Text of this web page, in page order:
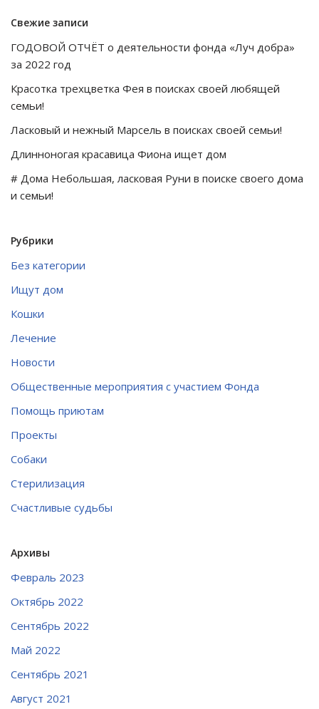
Свежие записи
ГОДОВОЙ ОТЧЁТ о деятельности фонда «Луч добра»
за 2022 год
Красотка трехцветка Фея в поисках своей любящей
семьи!
Ласковый и нежный Марсель в поисках своей семьи!
Длинноногая красавица Фиона ищет дом
# Дома Небольшая, ласковая Руни в поиске своего дома
и семьи!
Рубрики
Без категории
Ищут дом
Кошки
Лечение
Новости
Общественные мероприятия с участием Фонда
Помощь приютам
Проекты
Собаки
Стерилизация
Счастливые судьбы
Архивы
Февраль 2023
Октябрь 2022
Сентябрь 2022
Май 2022
Сентябрь 2021
Август 2021